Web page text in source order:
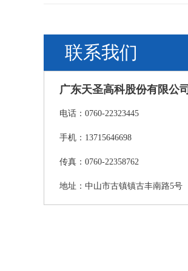
联系我们
广东天圣高科股份有限公司
电话：0760-22323445
手机：13715646698
传真：0760-22358762
地址：中山市古镇镇古丰南路5号